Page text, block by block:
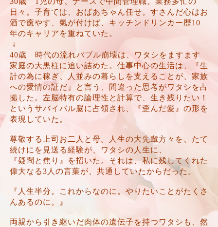
日々。子育ては、おばあちゃん任せ。すさんだ心はお
酒で癒やす、氣が付けば、キッチンドリンカー歴10
年のキャリアを重ねていた。
↓
40歳 時代の流れバブル崩壊は、ワタシをますます
家庭の大黒柱に追い詰めた。仕事中心の生活は、『生
計の為に稼ぎ、人並みの暮らしを支えることが、家族
への愛情の証だ』と言う、間違った思考がワタシを占
拠した。左脳特有の論理性と計算で、生き残りたい！
というサバイバル脳に占領され、『歪んだ愛』の形を
表現していた。
尊敬する上司お二人と母。人生の大先輩方々を、たて
続けにを見送る経験が、ワタシの人生に、
『疑問と焦り』を招いた。それは、私に残してくれた
偉大なる3人の言葉が、共通していたからだった。
『人生半分。これからなのに。やりたいことがたくさ
んあるのに。』
両親から引き継いだ肉体の遺伝子を持つワタシも、然